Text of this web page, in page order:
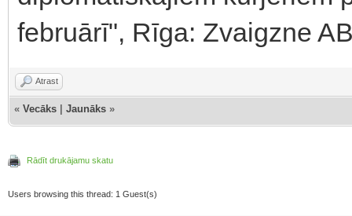
februārī", Rīga: Zvaigzne
Atrast
« Vecāks Jaunāks »
Rādīt drukājamu skatu
Users browsing this thread: 1 Guest(s)